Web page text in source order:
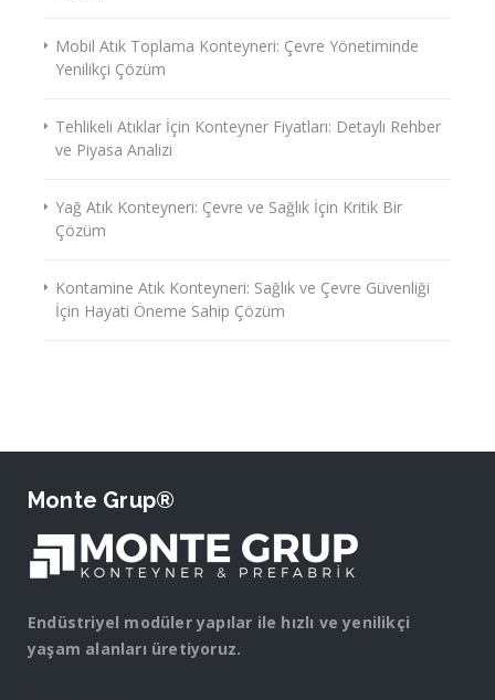
Mobil Atık Toplama Konteyneri: Çevre Yönetiminde
Yenilikçi Çözüm
Tehlikeli Atıklar İçin Konteyner Fiyatları: Detaylı Rehber
ve Piyasa Analizi
Yağ Atık Konteyneri: Çevre ve Sağlık İçin Kritik Bir
Çözüm
Kontamine Atık Konteyneri: Sağlık ve Çevre Güvenliği
İçin Hayati Öneme Sahip Çözüm
Monte Grup®
Endüstriyel modüler yapılar ile hızlı ve yenilikçi
yaşam alanları üretiyoruz.